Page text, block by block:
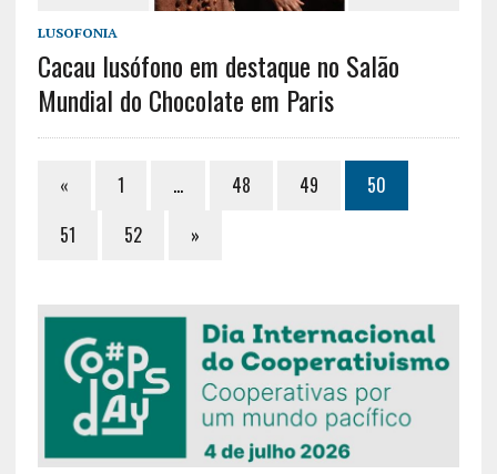
LUSOFONIA
Cacau lusófono em destaque no Salão
Mundial do Chocolate em Paris
« 1 … 48 49
50
51
52 »